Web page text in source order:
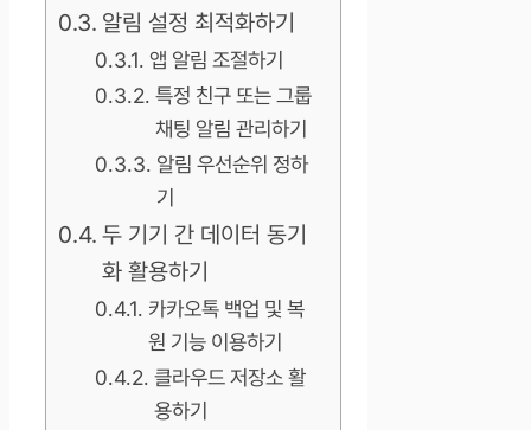
알림 설정 최적화하기
앱 알림 조절하기
특정 친구 또는 그룹
채팅 알림 관리하기
알림 우선순위 정하
기
두 기기 간 데이터 동기
화 활용하기
카카오톡 백업 및 복
원 기능 이용하기
클라우드 저장소 활
용하기